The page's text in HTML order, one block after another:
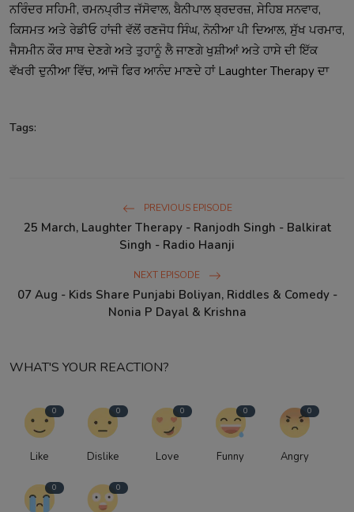
ਨਰਿੰਦਰ ਸਹਿਮੀ, ਰਮਨਪ੍ਰੀਤ ਜੱਸੋਵਾਲ, ਬੈਨੀਪਾਲ ਬ੍ਰਦਰਜ਼, ਸੇਹਿਬ ਸਨਵਾਰ,
ਕਿਸਮਤ ਅਤੇ ਰੇਡੀਓ ਹਾਂਜੀ ਵੱਲੋਂ ਰਣਜੋਧ ਸਿੰਘ, ਨੋਨੀਆ ਪੀ ਦਿਆਲ, ਸੁੱਖ ਪਰਮਾਰ,
ਜੈਸਮੀਨ ਕੌਰ ਸਾਥ ਦੇਣਗੇ ਅਤੇ ਤੁਹਾਨੂੰ ਲੈ ਜਾਣਗੇ ਖੁਸ਼ੀਆਂ ਅਤੇ ਹਾਸੇ ਦੀ ਇੱਕ
ਵੱਖਰੀ ਦੁਨੀਆ ਵਿੱਚ, ਆਜੋ ਫਿਰ ਆਨੰਦ ਮਾਣਦੇ ਹਾਂ Laughter Therapy ਦਾ
Tags:
PREVIOUS EPISODE
25 March, Laughter Therapy - Ranjodh Singh - Balkirat
Singh - Radio Haanji
NEXT EPISODE
07 Aug - Kids Share Punjabi Boliyan, Riddles & Comedy -
Nonia P Dayal & Krishna
WHAT'S YOUR REACTION?
0
Like
0
Dislike
0
Love
0
Funny
0
Angry
0 0